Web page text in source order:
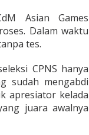
Asian Games
Dalam waktu
tes.
CPNS hanya
sudah mengabdi
apresiator kelada
juara awalnya